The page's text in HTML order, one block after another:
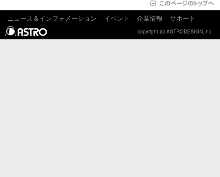
ニュース＆インフォメーション イベント 企業情報 サポート
copyright (c) ASTRODESIGN,Inc.